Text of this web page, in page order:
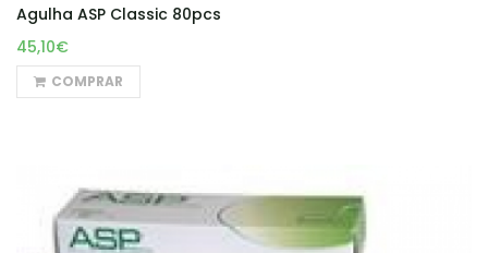
Agulha ASP Classic 80pcs
45,10€
COMPRAR